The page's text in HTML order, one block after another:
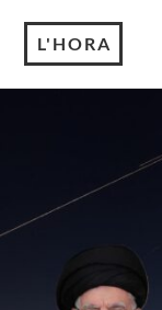
L'HORA